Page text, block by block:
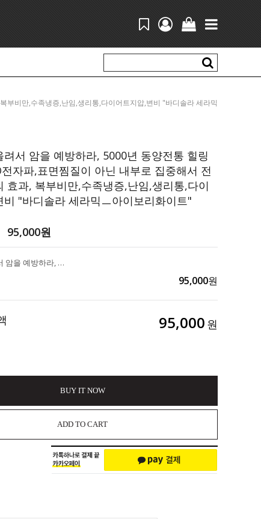
비만,수족냉증,난임,생리통,다이어트지압,변비 "바디솔라 세라믹
려서 암을 예방하라, 5000년 동양전통 힐링
자파,표면찜질이 아닌 내부로 집중해서 전
효과, 복부비만,수족냉증,난임,생리통,다이
비 "바디솔라 세라믹ㅡ아이보리화이트"
95,000원
심부열을 올려서 암을 예방하라, 5000년 동양전통 힐링테라피! NO전자파,표면찜질이 아닌 내부로 집중해서 전달하는 뜸의 효과, 복부비만,수족냉증,난임,생리통,다이어트지압,변비 "바디솔라 세라믹ㅡ아이보리화이트"
95,000원
95,000 원
BUY IT NOW
ADD TO CART